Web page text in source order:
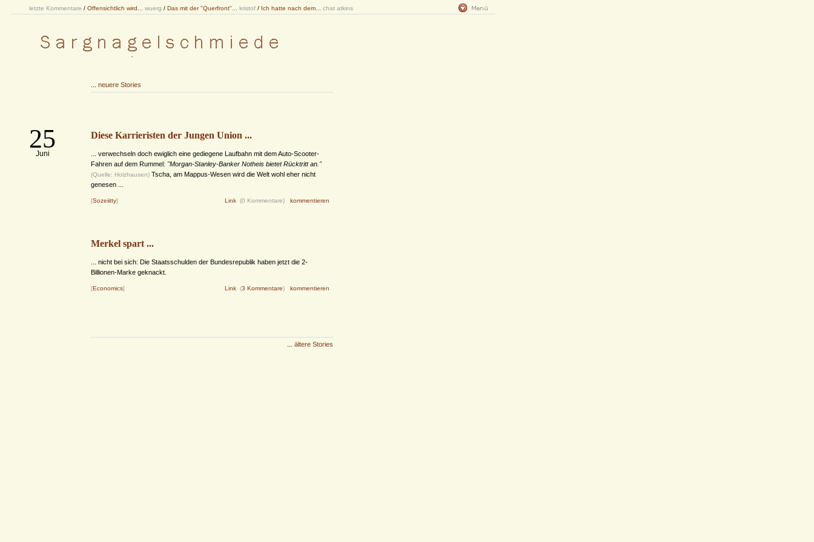
letzte Kommentare / Offensichtlich wird... wuerg / Das mit der "Querfront"... kristof / Ich hatte nach dem... chat atkins
neuere Stories
25
Juni
Diese Karrieristen der Jungen Union ...
... verwechseln doch ewiglich eine gediegene Laufbahn mit dem Auto-Scooter-
Fahren auf dem Rummel: "Morgan-Stanley-Banker Notheis bietet Rücktritt an."
(Quelle: Holzhausen) Tscha, am Mappus-Wesen wird die Welt wohl eher nicht
genesen ...
[Sozeiitty] Link (0 Kommentare) kommentieren
Merkel spart ...
... nicht bei sich: Die Staatsschulden der Bundesrepublik haben jetzt die 2-
Billionen-Marke geknackt.
[Economics] Link (3 Kommentare) kommentieren
ältere Stories